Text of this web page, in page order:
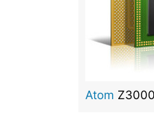
Atom